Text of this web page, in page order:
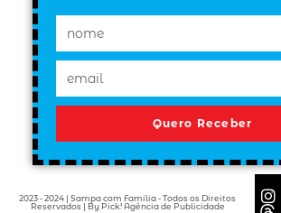
Quero Receber
2023 - 2024 | Sampa com Família - Todos os Direitos
Reservados | By Pick! Agência de Publicidade